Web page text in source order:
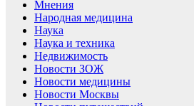
Мнения
Народная медицина
Наука
Наука и техника
Недвижимость
Новости ЗОЖ
Новости медицины
Новости Москвы